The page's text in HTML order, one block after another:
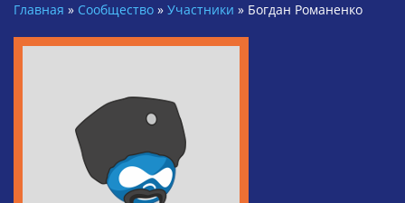
Вы здесь
Главная » Сообщество » Участники » Богдан Романенко